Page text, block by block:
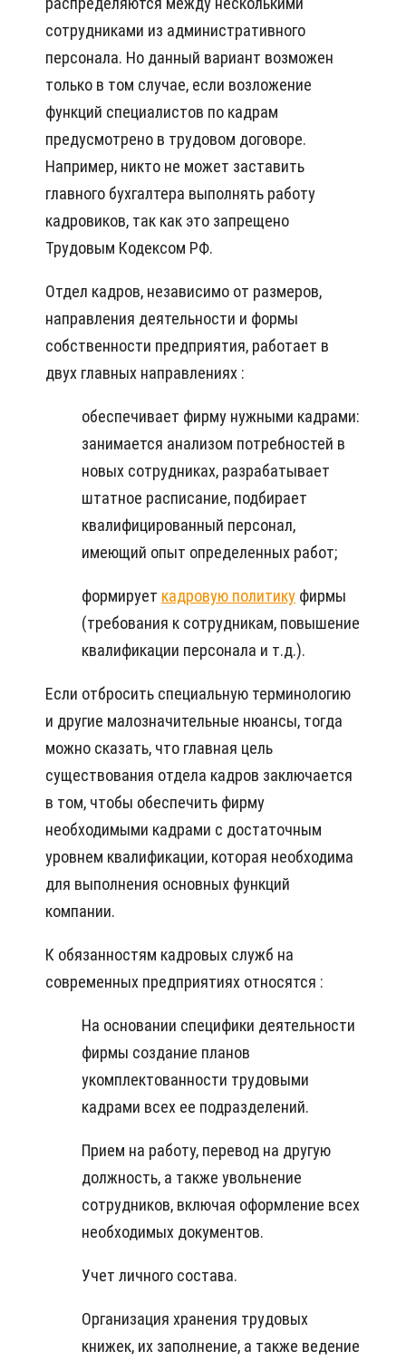
сотрудниками из административного
персонала. Но данный вариант возможен
только в том случае, если возложение
функций специалистов по кадрам
предусмотрено в трудовом договоре.
Например, никто не может заставить
главного бухгалтера выполнять работу
кадровиков, так как это запрещено
Трудовым Кодексом РФ.
Отдел кадров, независимо от размеров,
направления деятельности и формы
собственности предприятия, работает в
двух главных направлениях :
обеспечивает фирму нужными кадрами:
занимается анализом потребностей в
новых сотрудниках, разрабатывает
штатное расписание, подбирает
квалифицированный персонал,
имеющий опыт определенных работ;
формирует кадровую политику фирмы
(требования к сотрудникам, повышение
квалификации персонала и т.д.).
Если отбросить специальную терминологию
и другие малозначительные нюансы, тогда
можно сказать, что главная цель
существования отдела кадров заключается
в том, чтобы обеспечить фирму
необходимыми кадрами с достаточным
уровнем квалификации, которая необходима
для выполнения основных функций
компании.
К обязанностям кадровых служб на
современных предприятиях относятся :
На основании специфики деятельности
фирмы создание планов
укомплектованности трудовыми
кадрами всех ее подразделений.
Прием на работу, перевод на другую
должность, а также увольнение
сотрудников, включая оформление всех
необходимых документов.
Учет личного состава.
Организация хранения трудовых
книжек, их заполнение, а также ведение